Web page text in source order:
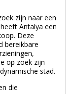
zijn naar een
Antalya een
Deze
bereikbare
op zoek zijn
stad.
die
zijn er